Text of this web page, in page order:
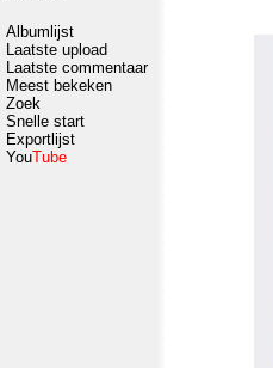
Albumlijst
Laatste upload
Laatste commentaar
Meest bekeken
Zoek
Snelle start
Exportlijst
YouTube